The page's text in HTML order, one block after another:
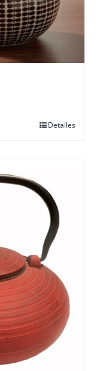
Detalles